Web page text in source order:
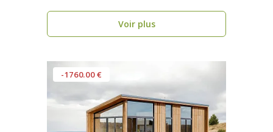
Voir plus
-1760.00 €